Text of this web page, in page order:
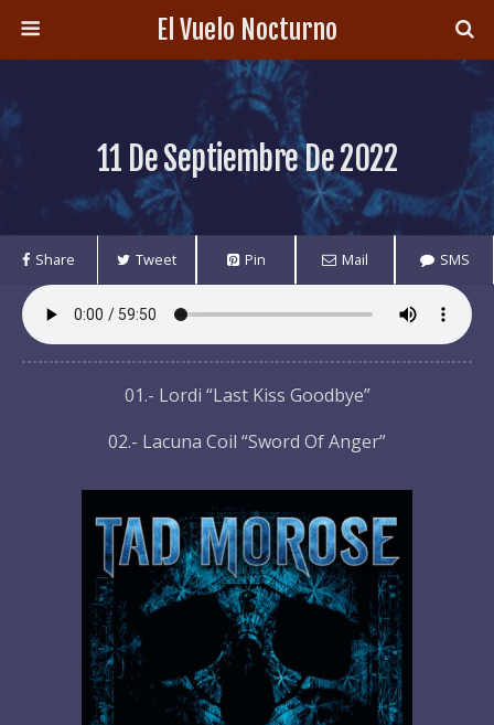
El Vuelo Nocturno
11 De Septiembre De 2022
Share Tweet Pin Mail SMS
01.- Lordi “Last Kiss Goodbye”
02.- Lacuna Coil “Sword Of Anger”